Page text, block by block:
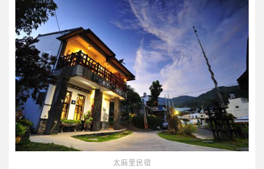
太麻里民宿